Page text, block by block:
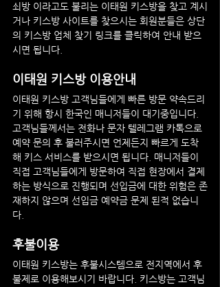
쇠방 이라고도 불리는 이태원 키스방을 찾고 계시
거나 키스방 사이트를 찾으시는 회원분들은 상단
의 키스방 업체 찾기 링크를 클릭하여 안내 받으
시면 됩니다.
이태원 키스방 이용안내
이태원 키스방 고객님들에게 빠른 방문 약속드리
기 위해 항시 한국인 매니저들이 대기중입니다.
고객님들께서는 전화나 문자 텔레그램 카톡으로
예약 문의 후 불러주시면 언제든지 빠르게 도착
해 키스 서비스를 받으시면 됩니다. 매니저들이
직접 고객님들에게 방문하여 직접 현장에서 결제
하는 방식으로 진행되며 선입금에 대한 위험은 존
재하지 않으며 선입금 예약금 문제 된적 없습니
다.
후불이용
이태원 키스방는 후불시스템으로 전지역에서 후
불제로 이용해보시기 바랍니다. 키스방는 고객님